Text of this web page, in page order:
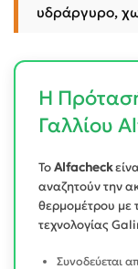
υδράργυρο,
Η
Γαλλίου
ΤοAlfacheck
αναζητούν την
θερμομέτρου με
τεχνολογίας
Συνοδεύεται